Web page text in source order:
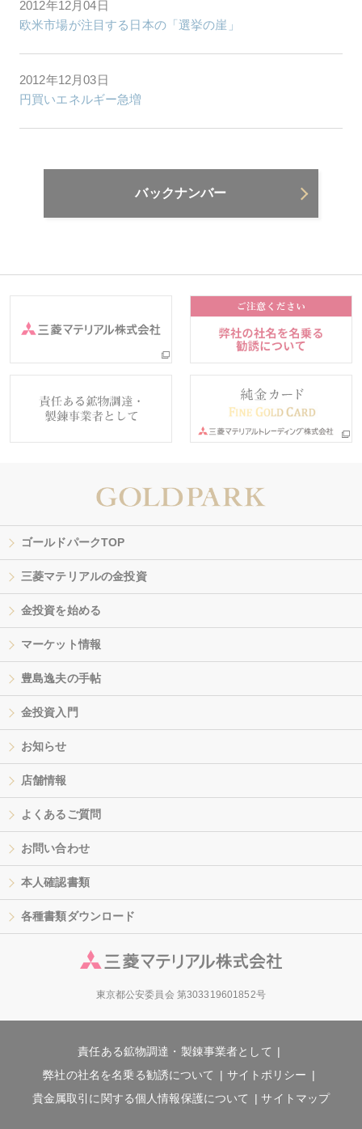
2012年12月04日
欧米市場が注目する日本の「選挙の崖」
2012年12月03日
円買いエネルギー急増
バックナンバー
ゴールドパークTOP
三菱マテリアルの金投資
金投資を始める
マーケット情報
豊島逸夫の手帖
金投資入門
お知らせ
店舗情報
よくあるご質問
お問い合わせ
本人確認書類
各種書類ダウンロード
東京都公安委員会 第303319601852号
責任ある鉱物調達・製錬事業者として
弊社の社名を名乗る勧誘について
サイトポリシー
貴金属取引に関する個人情報保護について
サイトマップ